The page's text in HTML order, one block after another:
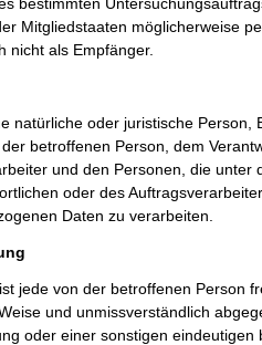
Mitgliedstaaten möglicherweise
nicht als Empfänger.
natürliche oder juristische Person,
betroffenen Person, dem
und den Personen, die unter
oder des
Daten zu verarbeiten.
jede von der betroffenen Person
und unmissverständlich
oder einer sonstigen